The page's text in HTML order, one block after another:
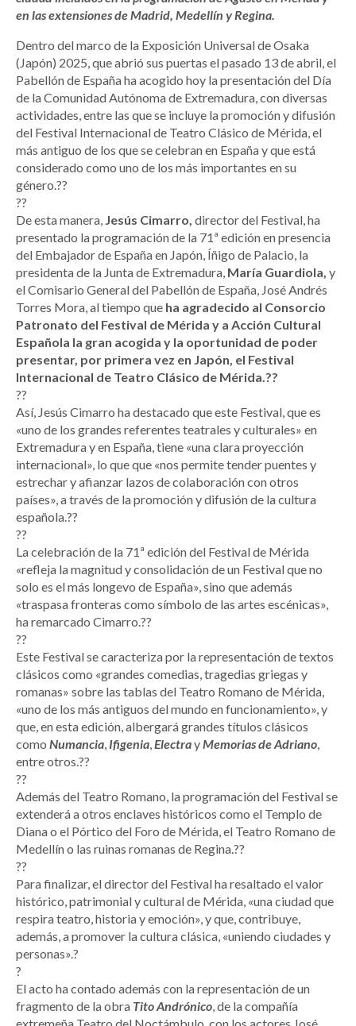
en las extensiones de Madrid, Medellín y Regina.
Dentro del marco de la Exposición Universal de Osaka
(Japón) 2025, que abrió sus puertas el pasado 13 de abril, el
Pabellón de España ha acogido hoy la presentación del Día
de la Comunidad Autónoma de Extremadura, con diversas
actividades, entre las que se incluye la promoción y difusión
del Festival Internacional de Teatro Clásico de Mérida, el
más antiguo de los que se celebran en España y que está
considerado como uno de los más importantes en su
género.??
??
De esta manera, Jesús Cimarro, director del Festival, ha
presentado la programación de la 71ª edición en presencia
del Embajador de España en Japón, Íñigo de Palacio, la
presidenta de la Junta de Extremadura, María Guardiola, y
el Comisario General del Pabellón de España, José Andrés
Torres Mora, al tiempo que ha agradecido al Consorcio
Patronato del Festival de Mérida y a Acción Cultural
Española la gran acogida y la oportunidad de poder
presentar, por primera vez en Japón, el Festival
Internacional de Teatro Clásico de Mérida.??
??
Así, Jesús Cimarro ha destacado que este Festival, que es
«uno de los grandes referentes teatrales y culturales» en
Extremadura y en España, tiene «una clara proyección
internacional», lo que que «nos permite tender puentes y
estrechar y afianzar lazos de colaboración con otros
países», a través de la promoción y difusión de la cultura
española.??
??
La celebración de la 71ª edición del Festival de Mérida
«refleja la magnitud y consolidación de un Festival que no
solo es el más longevo de España», sino que además
«traspasa fronteras como símbolo de las artes escénicas»,
ha remarcado Cimarro.??
??
Este Festival se caracteriza por la representación de textos
clásicos como «grandes comedias, tragedias griegas y
romanas» sobre las tablas del Teatro Romano de Mérida,
«uno de los más antiguos del mundo en funcionamiento», y
que, en esta edición, albergará grandes títulos clásicos
como Numancia, Ifigenia,ElectrayMemorias de Adriano,
entre otros.??
??
Además del Teatro Romano, la programación del Festival se
extenderá a otros enclaves históricos como el Templo de
Diana o el Pórtico del Foro de Mérida, el Teatro Romano de
Medellín o las ruinas romanas de Regina.??
??
Para finalizar, el director del Festival ha resaltado el valor
histórico, patrimonial y cultural de Mérida, «una ciudad que
respira teatro, historia y emoción», y que, contribuye,
además, a promover la cultura clásica, «uniendo ciudades y
personas».?
?
El acto ha contado además con la representación de un
fragmento de la obra Tito Andrónico, de la compañía